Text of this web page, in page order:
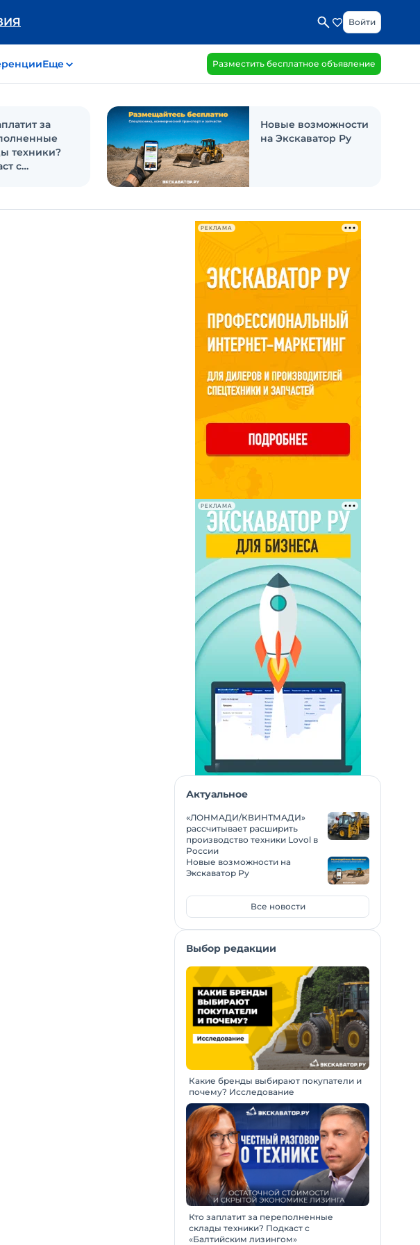
Войти
Еще Разместить бесплатное объявление
за
техники?
с
Новые возможности
на Экскаватор Ру
РЕКЛАМА
РЕКЛАМА
Актуальное
«ЛОНМАДИ/КВИНТМАДИ»
рассчитывает расширить
производство техники Lovol в
России
Новые возможности на
Экскаватор Ру
Все новости
Выбор редакции
Какие бренды выбирают покупатели и
почему? Исследование
Кто заплатит за переполненные
склады техники? Подкаст с
«Балтийским лизингом»